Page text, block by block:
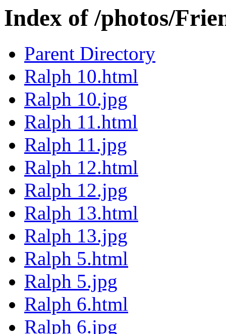
Index of /photos/
Parent Directory
Ralph 10.html
Ralph 10.jpg
Ralph 11.html
Ralph 11.jpg
Ralph 12.html
Ralph 12.jpg
Ralph 13.html
Ralph 13.jpg
Ralph 5.html
Ralph 5.jpg
Ralph 6.html
Ralph 6.jpg